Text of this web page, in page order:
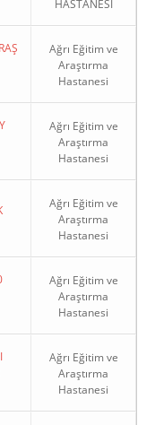
HASTANESİ
Ağrı Eğitim ve
Araştırma
Hastanesi
Ağrı Eğitim ve
Araştırma
Hastanesi
Ağrı Eğitim ve
Araştırma
Hastanesi
Ağrı Eğitim ve
Araştırma
Hastanesi
Ağrı Eğitim ve
Araştırma
Hastanesi